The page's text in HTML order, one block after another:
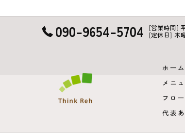
090-9654-5704 [営業時間]
[定休日] 木
ホーム
メニ
フロー
代表